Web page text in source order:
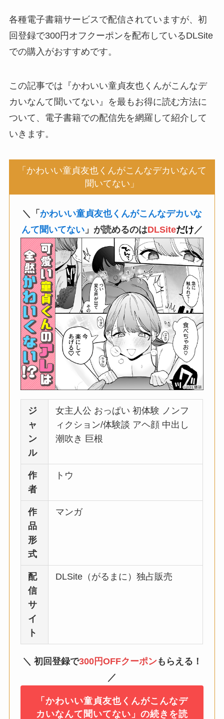
各種電子書籍サービスで配信されていますが、初
回登録で300円オフクーポンを配布しているDLSite
での購入がおすすめです。
この記事では『かわいい童貞友也くんがこんなデ
カいなんて聞いてない』を最もお得に読む方法に
ついて、電子書籍での配信先を網羅して紹介して
いきます。
「かわいい童貞友也くんがこんなデカいなんて
聞いてない」
＼「 かわいい童貞友也くんがこんなデカいな
んて聞いてない」が読めるのはDLSiteだけ／
ジ
ャ
ン
ル
女主人公 おっぱい 初体験 ノンフ
ィクション/体験談 アヘ顔 中出し
潮吹き 巨根
作
者
トウ
作
品
形
式
マンガ
配
信
サ
イ
ト
DLSite（がるまに）独占販売
＼ 初回登録で300円OFFクーポン もらえる！
／
「かわいい童貞友也くんがこんなデ
カいなんて聞いてない」の続きを読